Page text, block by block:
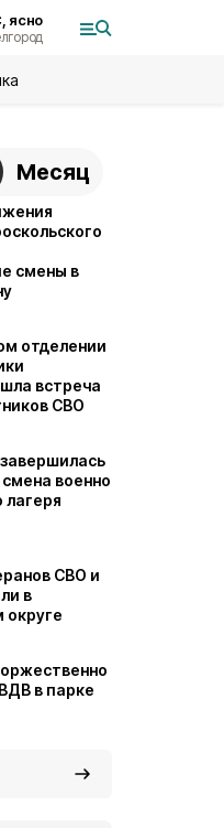
ясно
Месяц
смены в
отделении
встреча
СВО
военно
лагеря
СВО и
в
округе
в парке